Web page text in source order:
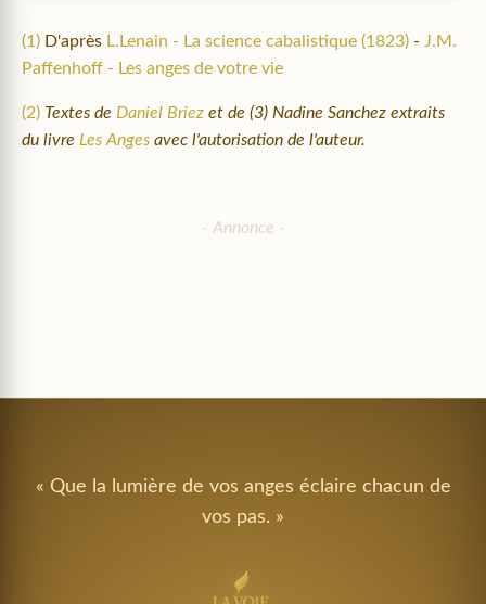
(1) D'après L.Lenain - La science cabalistique (1823) - J.M.
Paffenhoff - Les anges de votre vie
(2) Textes de Daniel Briez et de (3) Nadine Sanchez extraits
du livre Les Anges avec l'autorisation de l'auteur.
« Que la lumière de vos anges éclaire chacun de
vos pas. »